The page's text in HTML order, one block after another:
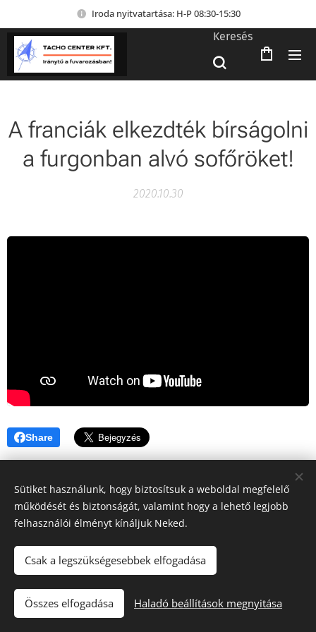
Iroda nyitvatartása: H-P 08:30-15:30
Keresés
A franciák elkezdték bírságolni
a furgonban alvó sofőröket!
2020.10.30
Share
"Iránytű a fuvarozásban!"
Tacho Center
Sütiket használunk, hogy biztosítsuk a weboldal megfelelő
működését és biztonságát, valamint hogy a lehető legjobb
felhasználói élményt kínáljuk Neked.
Csak a legszükségesebbek elfogadása
Összes elfogadása Haladó beállítások megnyitása